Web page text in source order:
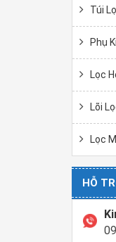
Túi
Phụ
Lọc
Lõi
Lọc
HỖ